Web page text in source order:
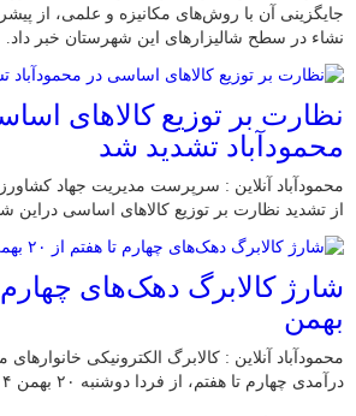
نشاء در سطح شالیزارهای این شهرستان خبر داد.
نظارت بر توزیع کالا‌های
محمودآباد تشدید شد
محمودآباد آنلاین : سرپرست مدیریت جهاد
از تشدید نظارت بر توزیع کالا‌های اساسی دراین
بهمن
محمودآباد آنلاین : کالابرگ الکترونیکی
درآمدی چهارم تا هفتم، از فردا دوشنبه ۲۰ بهمن ۱۴۰۴ شارژ می‌شود.